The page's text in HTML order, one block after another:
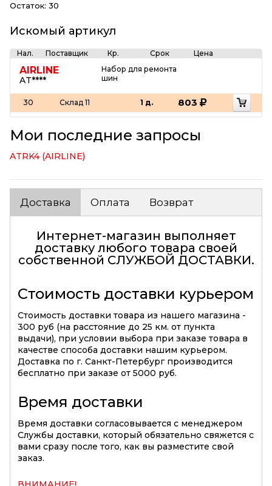
Остаток: 30
Искомый артикул
Нал. Поставщик Кр. Срок Цена
AIRLINE
AT****
Набор для ремонта
шин
30 Склад 11 1 д. 803
Мои последние запросы
ATRK4 (AIRLINE)
Доставка Оплата Возврат
Интернет-магазин выполняет
доставку любого товара своей
собственной СЛУЖБОЙ ДОСТАВКИ.
Стоимость доставки курьером
Стоимость доставки товара из нашего магазина -
300 руб (на расстояние до 25 км. от пункта
выдачи), при условии выбора при заказе товара в
качестве способа доставки нашим курьером.
Доставка по г. Санкт-Петербург производится
бесплатно при заказе от 5000 руб.
Время доставки
Время доставки согласовывается с менеджером
Службы доставки, который обязательно свяжется с
вами сразу после того, как вы разместите свой
заказ.